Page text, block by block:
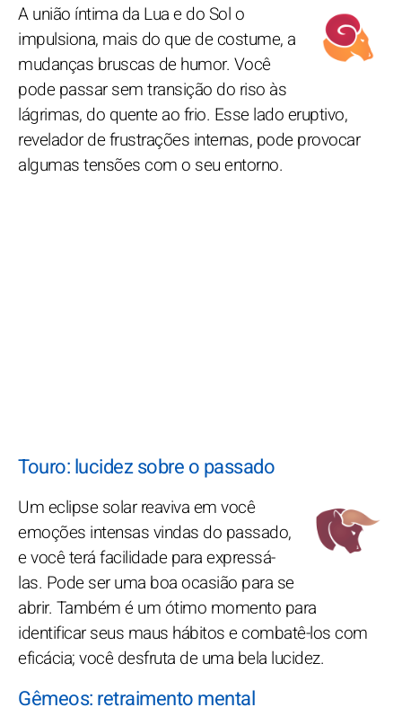
A união íntima da Lua e do Sol o
impulsiona, mais do que de costume, a
mudanças bruscas de humor. Você
pode passar sem transição do riso às
lágrimas, do quente ao frio. Esse lado eruptivo,
revelador de frustrações internas, pode provocar
algumas tensões com o seu entorno.
Touro: lucidez sobre o passado
Um eclipse solar reaviva em você
emoções intensas vindas do passado,
e você terá facilidade para expressá-
las. Pode ser uma boa ocasião para se
abrir. Também é um ótimo momento para
identificar seus maus hábitos e combatê-los com
eficácia; você desfruta de uma bela lucidez.
Gêmeos: retraimento mental